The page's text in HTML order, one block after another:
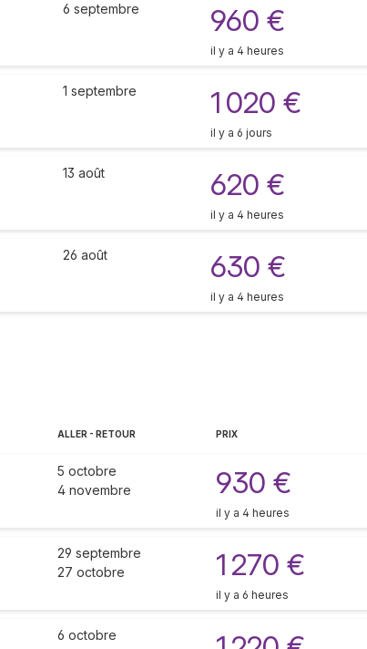
6 septembre 960 €
il y a 4 heures
1 septembre 1 020 €
il y a 6 jours
13 août 620 €
il y a 4 heures
26 août 630 €
il y a 4 heures
ALLER - RETOUR PRIX
5 octobre
4 novembre
930 €
il y a 4 heures
29 septembre
27 octobre
1 270 €
il y a 6 heures
6 octobre